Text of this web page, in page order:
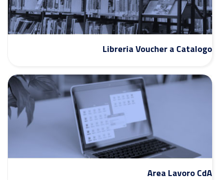
Libreria Voucher a Catalogo
Area Lavoro CdA